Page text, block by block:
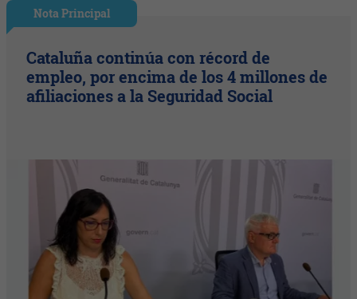
Nota Principal
Cataluña continúa con récord de
empleo, por encima de los 4 millones de
afiliaciones a la Seguridad Social